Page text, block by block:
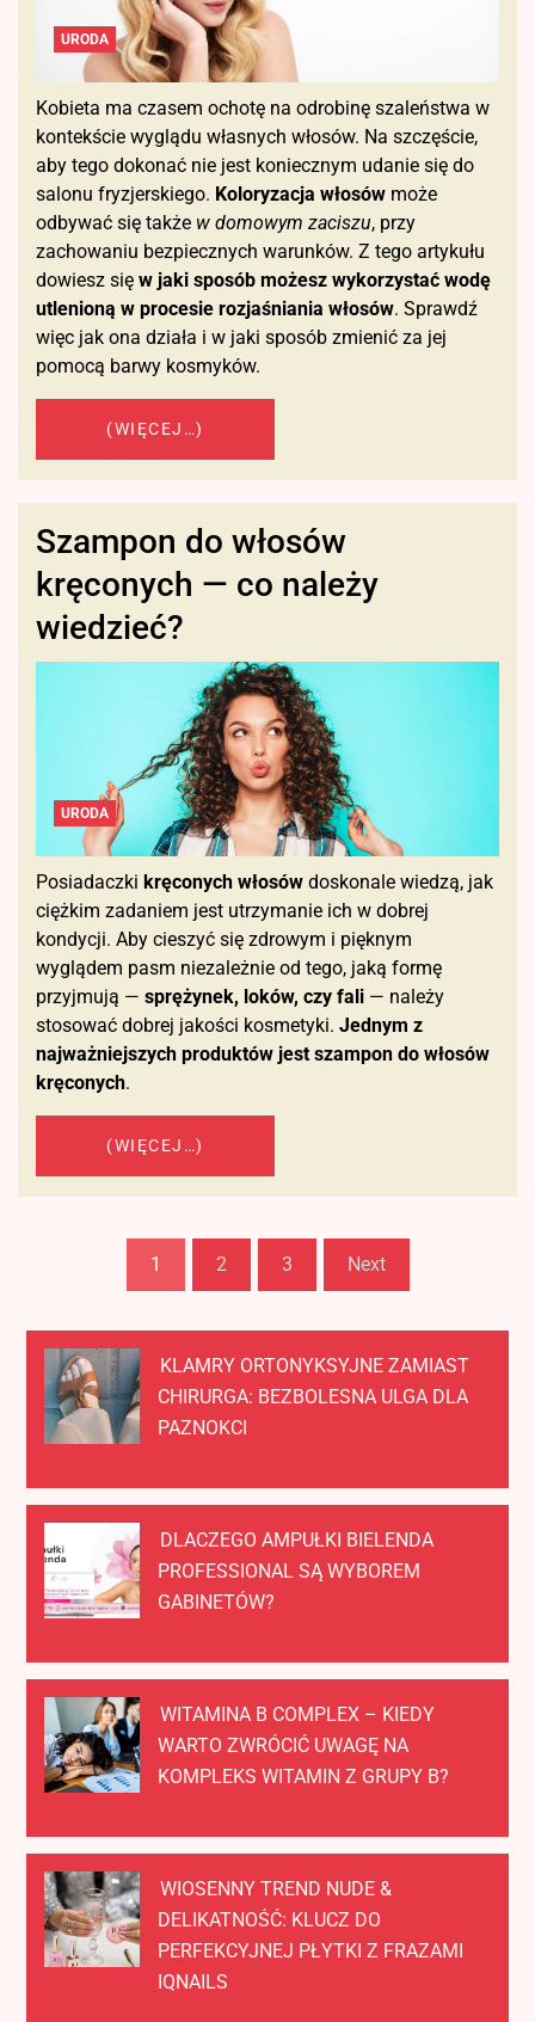
URODA
Kobieta ma czasem ochotę na odrobinę szaleństwa w
kontekście wyglądu własnych włosów. Na szczęście,
aby tego dokonać nie jest koniecznym udanie się do
salonu fryzjerskiego. Koloryzacja włosów może
odbywać się także w domowym zaciszu, przy
zachowaniu bezpiecznych warunków. Z tego artykułu
dowiesz się w jaki sposób możesz wykorzystać wodę
utlenioną w procesie rozjaśniania włosów. Sprawdź
więc jak ona działa i w jaki sposób zmienić za jej
pomocą barwy kosmyków.
(WIĘCEJ…)
Szampon do włosów
kręconych — co należy
wiedzieć?
URODA
Posiadaczki kręconych włosów doskonale wiedzą, jak
ciężkim zadaniem jest utrzymanie ich w dobrej
kondycji. Aby cieszyć się zdrowym i pięknym
wyglądem pasm niezależnie od tego, jaką formę
przyjmują — sprężynek, loków, czy fali — należy
stosować dobrej jakości kosmetyki. Jednym z
najważniejszych produktów jest szampon do włosów
kręconych.
(WIĘCEJ…)
Stronicowanie
1 2 3 Next
KLAMRY ORTONYKSYJNE ZAMIAST
CHIRURGA: BEZBOLESNA ULGA DLA
PAZNOKCI
DLACZEGO AMPUŁKI BIELENDA
PROFESSIONAL SĄ WYBOREM
GABINETÓW?
WITAMINA B COMPLEX – KIEDY
WARTO ZWRÓCIĆ UWAGĘ NA
KOMPLEKS WITAMIN Z GRUPY B?
WIOSENNY TREND NUDE &
DELIKATNOŚĆ: KLUCZ DO
PERFEKCYJNEJ PŁYTKI Z FRAZAMI
IQNAILS